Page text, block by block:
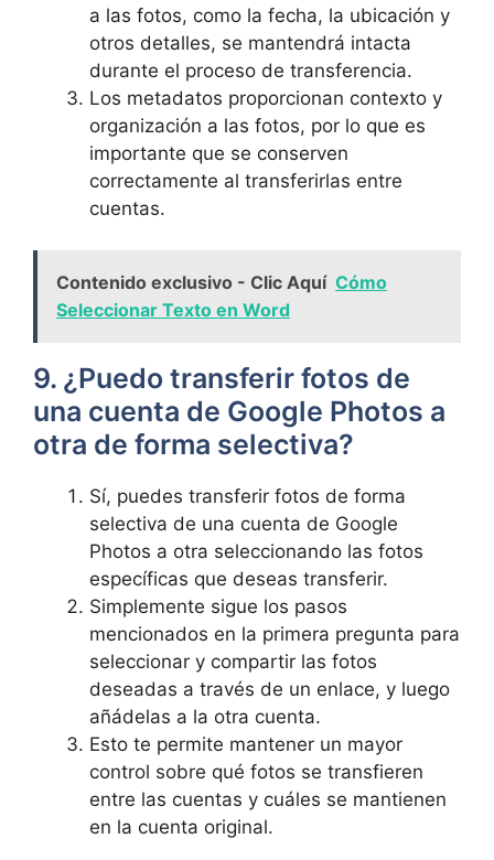
a las fotos, como la fecha, la‍ ubicación ‍y
otros detalles, se mantendrá intacta⁢
durante el proceso‌ de⁣ transferencia.
Los ⁣metadatos proporcionan contexto y
organización⁣ a las fotos, por lo que​ es
importante que se conserven
correctamente al⁣ transferirlas entre
cuentas.
Contenido exclusivo - Clic Aquí Cómo
Seleccionar Texto en Word
9. ¿Puedo transferir fotos de
una cuenta de⁤ Google Photos a
otra⁣ de forma selectiva?
Sí, ‍puedes ⁤transferir fotos de‌ forma
selectiva de una cuenta de Google
Photos a otra seleccionando las fotos
específicas que deseas transferir.
Simplemente sigue los pasos⁢
mencionados en la​ primera pregunta‍ para
seleccionar y compartir las fotos
deseadas a través de un enlace, ⁣y luego
añádelas a la otra cuenta.
Esto ‌te permite mantener un mayor
control​ sobre qué fotos se transfieren
entre las cuentas y ⁢cuáles ⁢se mantienen
en la cuenta original.